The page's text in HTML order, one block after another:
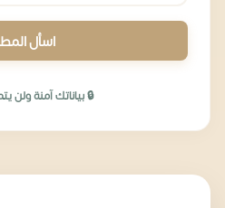
اسأل
🔒 بياناتك آمنة ولن